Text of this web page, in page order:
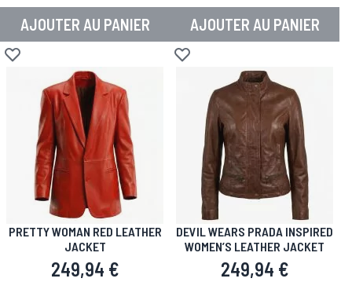
AJOUTER AU PANIER
Ajouter à la liste d'achats
AJOUTER AU PANIER
Ajouter à la liste d'achats
PRETTY WOMAN RED LEATHER
JACKET
249,94 €
DEVIL WEARS PRADA INSPIRED
WOMEN’S LEATHER JACKET
249,94 €